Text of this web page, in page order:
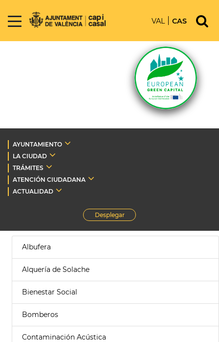
VAL CAS
AYUNTAMIENTO
LA CIUDAD
TRÁMITES
ATENCIÓN CIUDADANA
ACTUALIDAD
Desplegar
Albufera
Alquería de Solache
Bienestar Social
Bomberos
Contaminación Acústica